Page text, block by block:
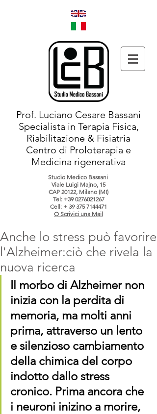
Prof. Luciano Cesare Bassani
Specialista in Terapia Fisica,
Riabilitazione & Fisiatria
Centro di Proloterapia e
Medicina rigenerativa
Studio Medico Bassani
Viale Luigi Majno, 15
CAP 20122, Milano (MI)
Tel: +39 0276021267
Cell: + 39 375 7144471
O Scrivici una Mail
Anche lo stress può favorire
l'Alzheimer:ciò che rivela la
nuova ricerca
Il morbo di Alzheimer non
inizia con la perdita di
memoria, ma molti anni
prima, attraverso un lento
e silenzioso cambiamento
della chimica del corpo
indotto dallo stress
cronico. Prima ancora che
i neuroni inizino a morire,